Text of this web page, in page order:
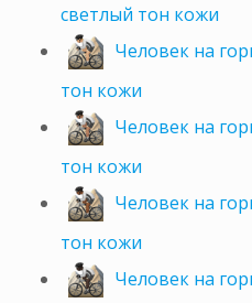
светлый тон кожи
Человек на
тон кожи
Человек на
тон кожи
Человек на
тон кожи
Человек на